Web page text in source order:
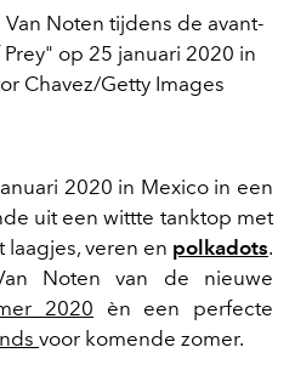
Noten tijdens de avant-
op 25 januari 2020 in
Chavez/Getty Images
2020 in Mexico in een
uit een wittte tanktop met
laagjes, veren en polkadots.
Noten van de nieuwe
2020 èn een perfecte
voor komende zomer.